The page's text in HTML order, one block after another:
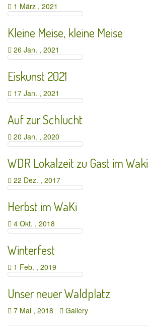
1 März , 2021
Kleine Meise, kleine Meise
26 Jan. , 2021
Eiskunst 2021
17 Jan. , 2021
Auf zur Schlucht
20 Jan. , 2020
WDR Lokalzeit zu Gast im Waki
22 Dez. , 2017
Herbst im WaKi
4 Okt. , 2018
Winterfest
1 Feb. , 2019
Unser neuer Waldplatz
7 Mai , 2018 Gallery